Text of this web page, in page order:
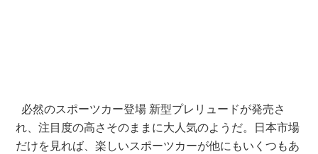
必然のスポーツカー登場 新型プレリュードが発売さ
れ、注目度の高さそのままに大人気のようだ。日本市場
だけを見れば、楽しいスポーツカーが他にもいくつもあ